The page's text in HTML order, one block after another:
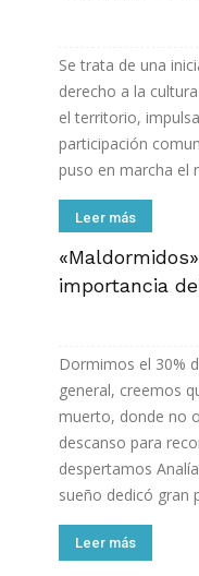
Se trata de una
derecho a la
el territorio,
participación
puso en marcha el
Leer más
importancia
Dormimos el 30%
general, creemos
muerto, donde no
descanso para
despertamos
sueño dedicó gran
Leer más